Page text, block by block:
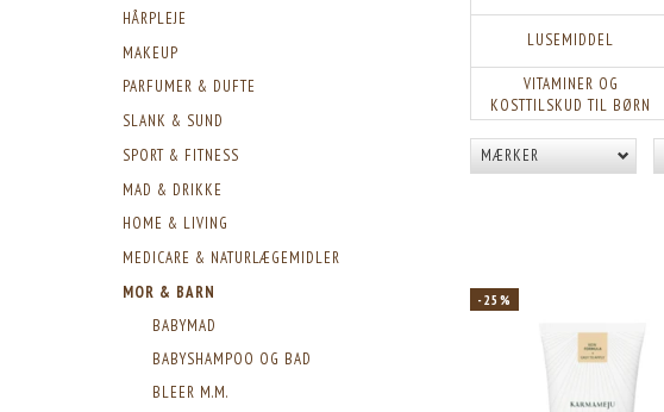
HÅRPLEJE
MAKEUP
PARFUMER & DUFTE
SLANK & SUND
SPORT & FITNESS
MAD & DRIKKE
HOME & LIVING
MEDICARE & NATURLÆGEMIDLER
MOR & BARN
BABYMAD
BABYSHAMPOO OG BAD
BLEER M.M.
LUSEMIDDEL
VITAMINER OG
KOSTTILSKUD TIL BØRN
MÆRKER
-25%